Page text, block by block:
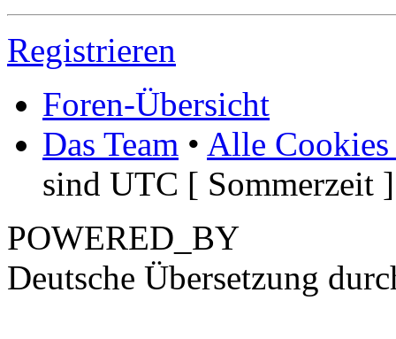
Registrieren
Foren-Übersicht
Das Team • Alle Cookies
sind UTC [ Sommerzeit ]
POWERED_BY
Deutsche Übersetzung